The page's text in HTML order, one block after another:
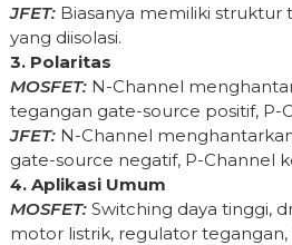
JFET:Biasanya memiliki struktur
yang diisolasi.
3. Polaritas
MOSFET:N-Channel
tegangan gate-source positif, P-
JFET:N-Channel
gate-source negatif, P-Channel
4. Aplikasi Umum
MOSFET:Switching daya tinggi,
motor listrik, regulator